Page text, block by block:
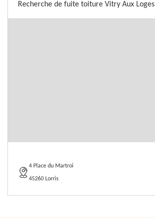
Recherche de fuite toiture Vitry Aux Loges
4 Place du Martroi
45260 Lorris